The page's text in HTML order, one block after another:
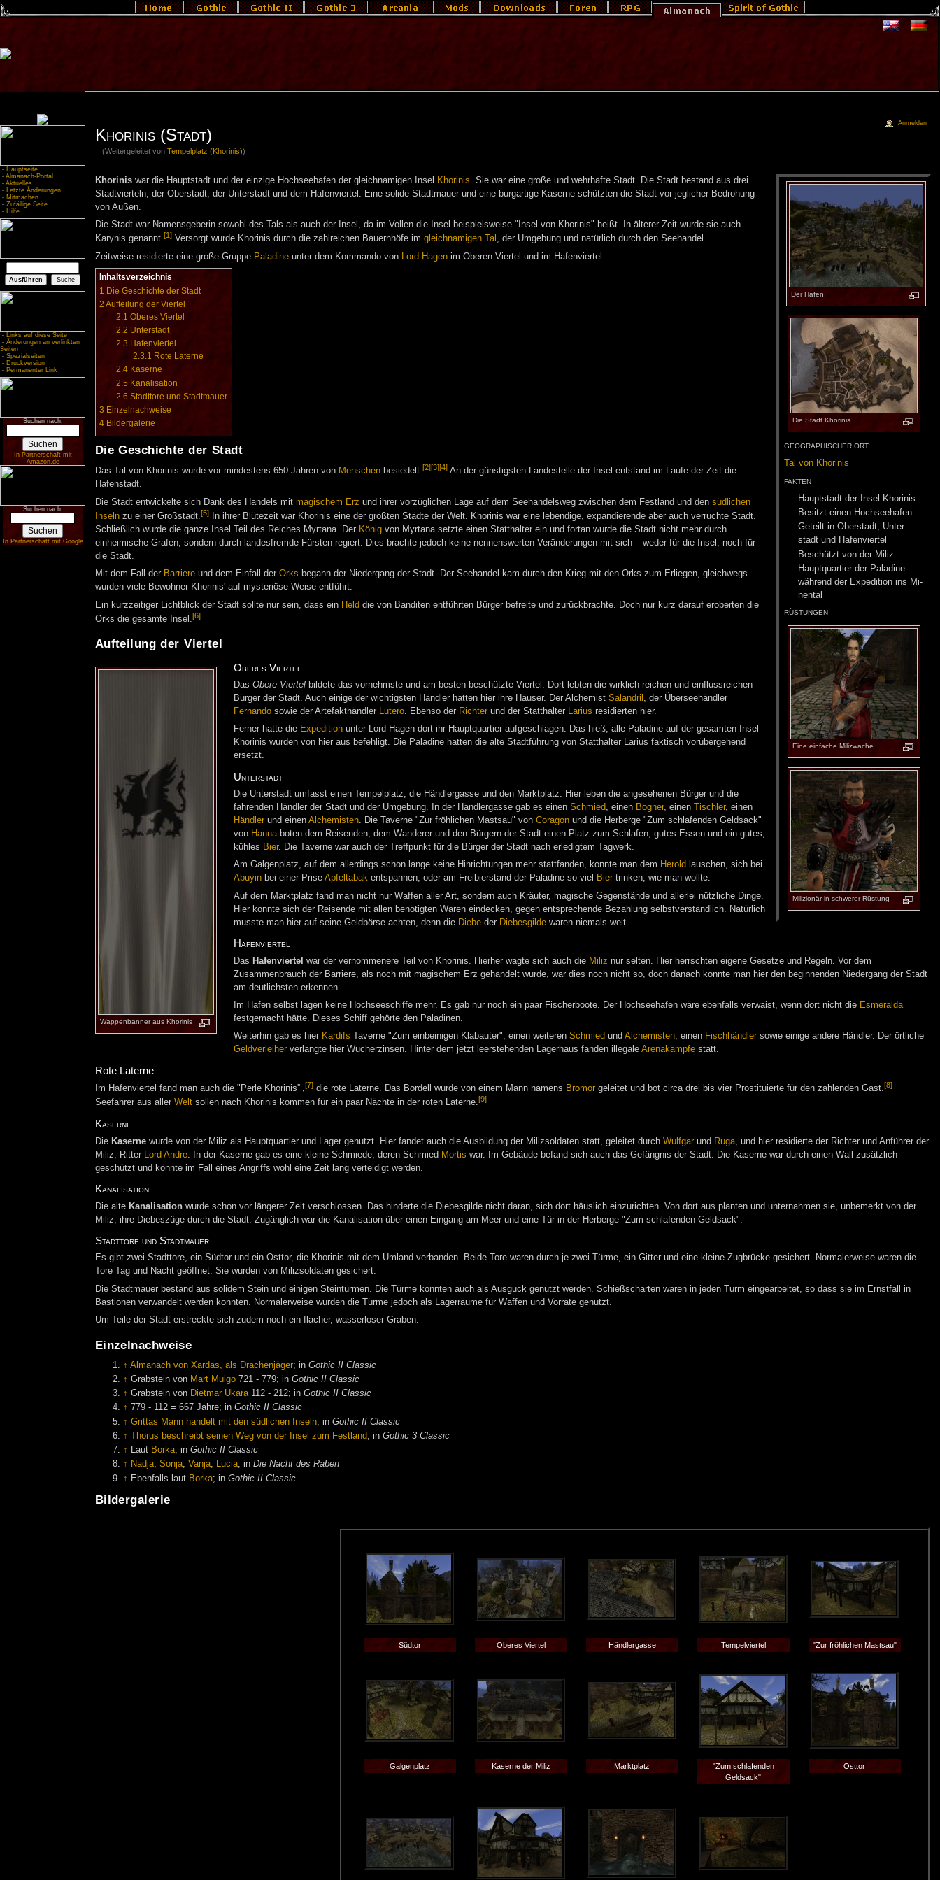
- Hauptseite
- Almanach-Portal
- Aktuelles
- Letzte Änderungen
- Mitmachen
- Zufällige Seite
- Hilfe
- Links auf diese Seite
- Änderungen an verlinkten
Seiten
- Spezialseiten
- Druckversion
- Permanenter Link
Suchen nach:
In Partnerschaft mit
Amazon.de
Suchen nach:
In Partnerschaft mit Google
Khorinis (Stadt)
(Weitergeleitet vonTempelplatz (Khorinis))
Der Ha­fen
Die Stadt Kho­ri­nis
GEO­GRA­PHI­SCHER ORT
Tal von Kho­ri­nis
FAK­TEN
Haupt­stadt der In­sel Kho­ri­nis
Be­sitzt ei­nen Hoch­see­ha­fen
Ge­teilt in Ober­stadt, Un­ter­
stadt und Ha­fen­vier­tel
Be­schützt von der Mi­liz
Haupt­quar­tier der Pa­la­di­ne
wäh­rend der Ex­pe­di­ti­on ins Mi­
nen­tal
RÜS­TUN­GEN
Eine ein­fa­che Mi­liz­wa­che
Mi­li­zio­när in schwe­rer Rüs­tung
Khoriniswar die Hauptstadt und der einzige Hochseehafen der gleichnamigen Insel Khorinis . Sie war eine große und wehrhafte Stadt. Die Stadt bestand aus drei
Stadtvierteln, der Oberstadt, der Unterstadt und dem Hafenviertel. Eine solide Stadtmauer und eine burgartige Kaserne schützten die Stadt vor jeglicher Bedrohung
von Außen.
Die Stadt war Namensgeberin sowohl des Tals als auch der Insel, da im Vollen die Insel beispielsweise "Insel von Khorinis" heißt. In älterer Zeit wurde sie auch
Karynis genannt.[1]Versorgt wurde Khorinis durch die zahlreichen Bauernhöfe im gleichnamigen Tal , der Umgebung und natürlich durch den Seehandel.
Zeitweise residierte eine große Gruppe Paladineunter dem Kommando von Lord Hagenim Oberen Viertel und im Hafenviertel.
Inhaltsverzeichnis
1 Die Geschichte der Stadt
2 Aufteilung der Viertel
2.1 Oberes Viertel
2.2 Unterstadt
2.3 Hafenviertel
2.3.1 Rote Laterne
2.4 Kaserne
2.5 Kanalisation
2.6 Stadttore und Stadtmauer
3 Einzelnachweise
4 Bildergalerie
Die Geschichte der Stadt
Das Tal von Khorinis wurde vor mindestens 650 Jahren von Menschenbesiedelt.[2][3][4]An der günstigsten Landestelle der Insel entstand im Laufe der Zeit die
Hafenstadt.
Die Stadt entwickelte sich Dank des Handels mit magischem Erz und ihrer vorzüglichen Lage auf dem Seehandelsweg zwischen dem Festland und den südlichen
Inselnzu einer Großstadt.[5]In ihrer Blütezeit war Khorinis eine der größten Städte der Welt. Khorinis war eine lebendige, expandierende aber auch verruchte Stadt.
Schließlich wurde die ganze Insel Teil des Reiches Myrtana. Der Königvon Myrtana setzte einen Statthalter ein und fortan wurde die Stadt nicht mehr durch
einheimische Grafen, sondern durch landesfremde Fürsten regiert. Dies brachte jedoch keine nennenswerten Veränderungen mit sich – weder für die Insel, noch für
die Stadt.
Mit dem Fall der Barriereund dem Einfall der Orks begann der Niedergang der Stadt. Der Seehandel kam durch den Krieg mit den Orks zum Erliegen, gleichwegs
wurden viele Bewohner Khorinis' auf mysteriöse Weise entführt.
Ein kurzzeitiger Lichtblick der Stadt sollte nur sein, dass ein Held die von Banditen entführten Bürger befreite und zurückbrachte. Doch nur kurz darauf eroberten die
Orks die gesamte Insel.[6]
Aufteilung der Viertel
Wappenbanner aus Khorinis
Oberes Viertel
Das Obere Viertelbildete das vornehmste und am besten beschützte Viertel. Dort lebten die wirklich reichen und einflussreichen
Bürger der Stadt. Auch einige der wichtigsten Händler hatten hier ihre Häuser. Der Alchemist Salandril
, der Überseehändler
Fernandosowie der Artefakthändler Lutero. Ebenso der Richterund der Statthalter Larius residierten hier.
Ferner hatte die Expeditionunter Lord Hagen dort ihr Hauptquartier aufgeschlagen. Das hieß, alle Paladine auf der gesamten Insel
Khorinis wurden von hier aus befehligt. Die Paladine hatten die alte Stadtführung von Statthalter Larius faktisch vorübergehend
ersetzt.
Unterstadt
Die Unterstadt umfasst einen Tempelplatz, die Händlergasse und den Marktplatz. Hier leben die angesehenen Bürger und die
fahrenden Händler der Stadt und der Umgebung. In der Händlergasse gab es einen Schmied, einen Bogner, einen Tischler, einen
Händlerund einen Alchemisten. Die Taverne "Zur fröhlichen Mastsau" von Coragonund die Herberge "Zum schlafenden Geldsack"
von Hannaboten dem Reisenden, dem Wanderer und den Bürgern der Stadt einen Platz zum Schlafen, gutes Essen und ein gutes,
kühles Bier. Die Taverne war auch der Treffpunkt für die Bürger der Stadt nach erledigtem Tagwerk.
Am Galgenplatz, auf dem allerdings schon lange keine Hinrichtungen mehr stattfanden, konnte man dem Herold lauschen, sich bei
Abuyinbei einer Prise Apfeltabakentspannen, oder am Freibierstand der Paladine so viel Biertrinken, wie man wollte.
Auf dem Marktplatz fand man nicht nur Waffen aller Art, sondern auch Kräuter, magische Gegenstände und allerlei nützliche Dinge.
Hier konnte sich der Reisende mit allen benötigten Waren eindecken, gegen entsprechende Bezahlung selbstverständlich. Natürlich
musste man hier auf seine Geldbörse achten, denn die Diebeder Diebesgildewaren niemals weit.
Hafenviertel
Das Hafenviertel war der vernommenere Teil von Khorinis. Hierher wagte sich auch die Miliz nur selten. Hier herrschten eigene Gesetze und Regeln. Vor dem
Zusammenbrauch der Barriere, als noch mit magischem Erz gehandelt wurde, war dies noch nicht so, doch danach konnte man hier den beginnenden Niedergang der Stadt
am deutlichsten erkennen.
Im Hafen selbst lagen keine Hochseeschiffe mehr. Es gab nur noch ein paar Fischerboote. Der Hochseehafen wäre ebenfalls verwaist, wenn dort nicht die Esmeralda
festgemacht hätte. Dieses Schiff gehörte den Paladinen.
Weiterhin gab es hier Kardifs Taverne "Zum einbeinigen Klabauter", einen weiteren Schmied und Alchemisten, einen Fischhändlersowie einige andere Händler. Der örtliche
Geldverleiherverlangte hier Wucherzinsen. Hinter dem jetzt leerstehenden Lagerhaus fanden illegale Arenakämpfestatt.
Rote Laterne
Im Hafenviertel fand man auch die "Perle Khorinis'",[7]die rote Laterne. Das Bordell wurde von einem Mann namens Bromorgeleitet und bot circa drei bis vier Prostituierte für den zahlenden Gast.[8]
Seefahrer aus aller Weltsollen nach Khorinis kommen für ein paar Nächte in der roten Laterne.[9]
Kaserne
Die Kasernewurde von der Miliz als Hauptquartier und Lager genutzt. Hier fandet auch die Ausbildung der Milizsoldaten statt, geleitet durch Wulfgarund Ruga, und hier residierte der Richter und Anführer der
Miliz, Ritter
Lord Andre. In der Kaserne gab es eine kleine Schmiede, deren Schmied Mortis war. Im Gebäude befand sich auch das Gefängnis der Stadt. Die Kaserne war durch einen Wall zusätzlich
geschützt und könnte im Fall eines Angriffs wohl eine Zeit lang verteidigt werden.
Kanalisation
Die alte Kanalisationwurde schon vor längerer Zeit verschlossen. Das hinderte die Diebesgilde nicht daran, sich dort häuslich einzurichten. Von dort aus planten und unternahmen sie, unbemerkt von der
Miliz, ihre Diebeszüge durch die Stadt. Zugänglich war die Kanalisation über einen Eingang am Meer und eine Tür in der Herberge "Zum schlafenden Geldsack".
Stadttore und Stadtmauer
Es gibt zwei Stadttore, ein Südtor und ein Osttor, die Khorinis mit dem Umland verbanden. Beide Tore waren durch je zwei Türme, ein Gitter und eine kleine Zugbrücke gesichert. Normalerweise waren die
Tore Tag und Nacht geöffnet. Sie wurden von Milizsoldaten gesichert.
Die Stadtmauer bestand aus solidem Stein und einigen Steintürmen. Die Türme konnten auch als Ausguck genutzt werden. Schießscharten waren in jeden Turm eingearbeitet, so dass sie im Ernstfall in
Bastionen verwandelt werden konnten. Normalerweise wurden die Türme jedoch als Lagerräume für Waffen und Vorräte genutzt.
Um Teile der Stadt erstreckte sich zudem noch ein flacher, wasserloser Graben.
Einzelnachweise
↑ Almanach von Xardas, als Drachenjäger; inGothic II Classic
↑ Grabstein von Mart Mulgo 721 - 779; inGothic II Classic
↑ Grabstein von Dietmar Ukara112 - 212; inGothic II Classic
↑ 779 - 112 = 667 Jahre; inGothic II Classic
↑ Grittas Mann handelt mit den südlichen Inseln; inGothic II Classic
↑ Thorus beschreibt seinen Weg von der Insel zum Festland; inGothic 3 Classic
↑ Laut Borka; inGothic II Classic
↑ Nadja,Sonja,Vanja, Lucia; inDie Nacht des Raben
↑ Ebenfalls laut Borka; inGothic II Classic
Bildergalerie
Südtor Oberes Viertel Händlergasse Tempelviertel "Zur fröhlichen Mastsau"
Galgenplatz Kaserne der Miliz Marktplatz
"Zum schlafenden
Geldsack"
Osttor
Anmelden